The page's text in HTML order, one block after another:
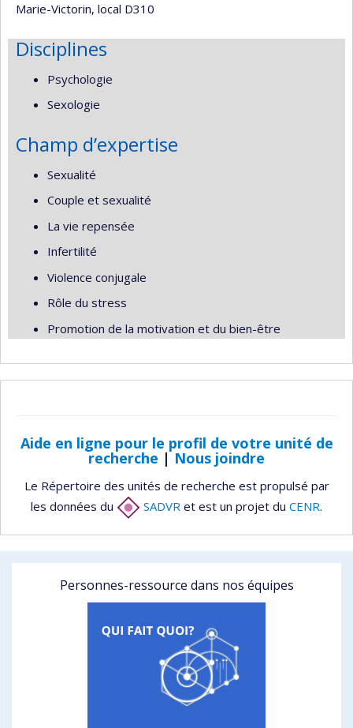
Marie-Victorin, local D310
Disciplines
Psychologie
Sexologie
Champ d’expertise
Sexualité
Couple et sexualité
La vie repensée
Infertilité
Violence conjugale
Rôle du stress
Promotion de la motivation et du bien-être
Aide en ligne pour le profil de votre unité de
recherche | Nous joindre
Le Répertoire des unités de recherche est propulsé par
les données du
SADVR et est un projet du CENR.
Personnes-ressource dans nos équipes